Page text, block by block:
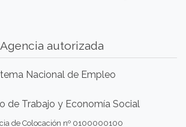
Agencia autorizada
Nacional de Empleo
de Trabajo y Economía Social
de Colocación nº 0100000100